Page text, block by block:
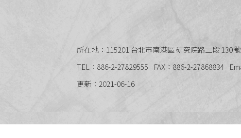
所在地：115201 台北市南港區 研究院路二段 130
TEL：886-2-27829555
FAX：886-2-27868834
更新：2021-06-16